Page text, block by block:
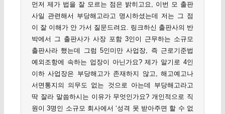
먼저 제가 법을 잘 모르는 점은 밝히고요, 이번 모 출판
사일 관련해서 부당해고라고 명시하셨는데 저는 그 점
이 잘 이해가 안 가서 질문드려요. 링크하신 출판사의 반
박에서 그 출판사가 사장 포함 3인이 근무하는 소규모
출판사라 했는데 그럼 5인미만 사업장, 즉 근로기준법
예외조항에 속하는 업장이 아닌가요? 제가 알기로 4인
이하 사업장은 부당해고가 존재하지 않고, 해고예고나
서면통지의 의무도 없는 것으로 아는데 부당해고라고
딱 잘라 말씀하시는 이유가 무엇인가요? 개인적으로 직
원이 3명인 소규모 회사에서 ‘성격 못 받아주면 할 수 없